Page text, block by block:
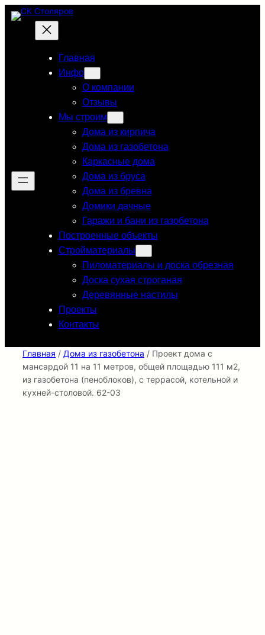
Перейти
содержимому
Главная
Инфо
О компании
Отзывы
Мы строим
Дома из кирпича
Дома из газобетона
Каркасные дома
Дома из бруса
Дома из бревна
Домики дачные
Гаражи и бани из газобетона
Построенные объекты
Стройматериалы
Пиломатериалы и доска обрезная
Доска сухая строганая
Деревянные настилы
Проекты
Контакты
Главная / Дома из газобетона / Проект дома с
мансардой 11 на 11 метров, общей площадью 111 м2,
из газобетона (пеноблоков), c террасой, котельной и
кухней-столовой. 62-03